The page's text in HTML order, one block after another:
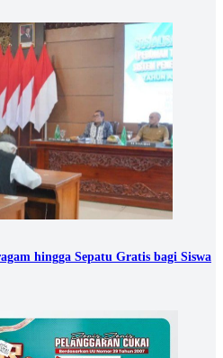
hingga Sepatu Gratis bagi Siswa